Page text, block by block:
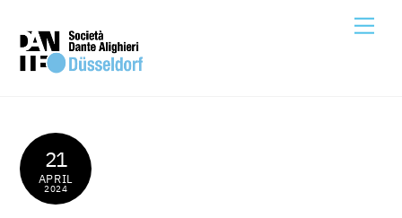
content
21
APRIL
2024